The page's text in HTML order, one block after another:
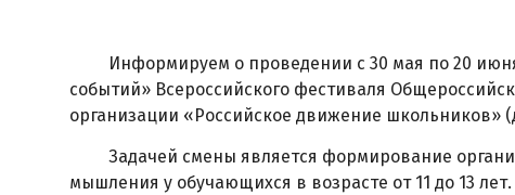
Информируем о проведении с 30 мая по 20
событий» Всероссийского фестиваля
организации «Российское движение школьников»
Задачей смены является формирование
мышления у обучающихся в возрасте от 11 до 13 лет.